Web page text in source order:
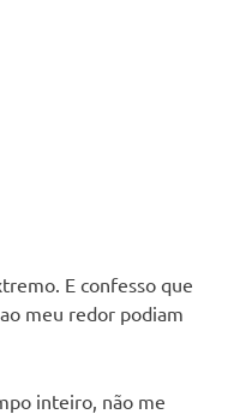
E confesso que
meu redor podiam
inteiro, não me